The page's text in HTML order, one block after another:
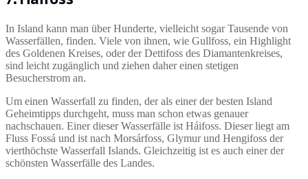
In Island kann man über Hunderte, vielleicht sogar Tausende von
Wasserfällen, finden. Viele von ihnen, wie Gullfoss, ein Highlight
des Goldenen Kreises, oder der Dettifoss des Diamantenkreises,
sind leicht zugänglich und ziehen daher einen stetigen
Besucherstrom an.
Um einen Wasserfall zu finden, der als einer der besten Island
Geheimtipps durchgeht, muss man schon etwas genauer
nachschauen. Einer dieser Wasserfälle ist Háifoss. Dieser liegt am
Fluss Fossá und ist nach Morsárfoss, Glymur und Hengifoss der
vierthöchste Wasserfall Islands. Gleichzeitig ist es auch einer der
schönsten Wasserfälle des Landes.